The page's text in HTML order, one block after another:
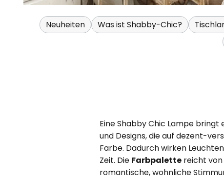
Neuheiten Was ist Shabby-Chic?
Eine Shabby Chic Lampe bringt
und Designs, die auf dezent-
Farbe. Dadurch wirken
Zeit. Die Farbpalette reicht von
romantische, wohnliche